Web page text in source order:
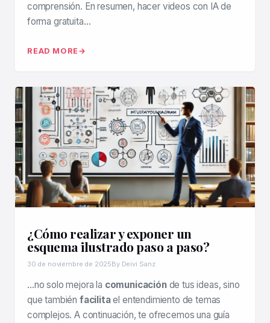
comprensión. En resumen, hacer videos con IA de
forma gratuita…
READ MORE
¿Cómo realizar y exponer un
esquema ilustrado paso a paso?
30 de noviembre de 2025By Deivi Sanz
…no solo mejora la comunicaciónde tus ideas, sino
que también facilitael entendimiento de temas
complejos. A continuación, te ofrecemos una guía